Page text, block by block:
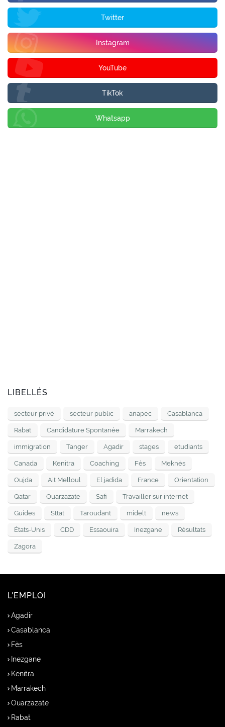
Twitter
Instagram
YouTube
TikTok
Whatsapp
LIBELLÉS
secteur privé secteur public anapec Casablanca
Rabat Candidature Spontanée Marrakech
immigration Tanger Agadir stages etudiants
Canada Kenitra Coaching Fès Meknès
Oujda Ait Melloul El jadida France Orientation
Qatar Ouarzazate Safi Travailler sur internet
Guides Sttat Taroudant midelt news
États-Unis CDD Essaouira Inezgane Résultats
Zagora
L'EMPLOI
Agadir
Casablanca
Fès
Inezgane
Kenitra
Marrakech
Ouarzazate
Rabat